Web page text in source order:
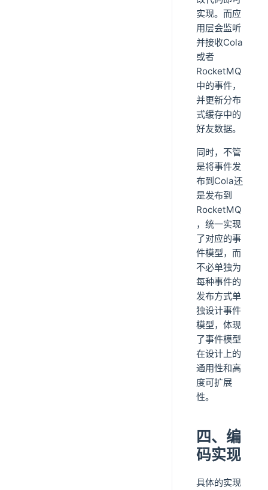
实现。而应
用层会监听
并接收Cola
或者
RocketMQ
中的事件，
并更新分布
式缓存中的
好友数据。
同时，不管
是将事件发
布到Cola还
是发布到
RocketMQ
，统一实现
了对应的事
件模型，而
不必单独为
每种事件的
发布方式单
独设计事件
模型，体现
了事件模型
在设计上的
通用性和高
度可扩展
性。
四、编
码实现
具体的实现